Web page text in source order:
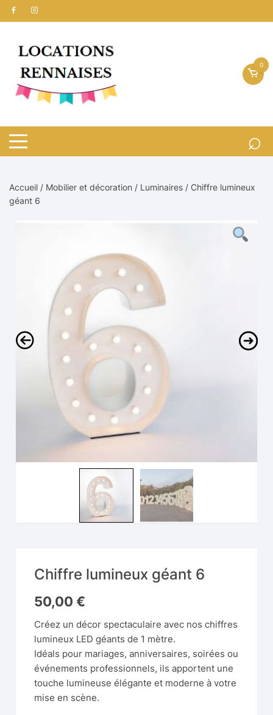
Aller
au
0
Accueil / Mobilier et décoration / Luminaires / Chiffre lumineux
géant 6
Chiffre lumineux géant 6
50,00 €
Créez un décor spectaculaire avec nos chiffres
lumineux LED géants de 1 mètre.
Idéals pour mariages, anniversaires, soirées ou
événements professionnels, ils apportent une
touche lumineuse élégante et moderne à votre
mise en scène.